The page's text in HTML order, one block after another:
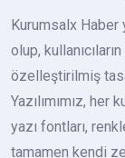
Kurumsalx Haber
olup,
özelleştirilmiş
Yazılımımız, her
yazı fontları,
tamamen kendi